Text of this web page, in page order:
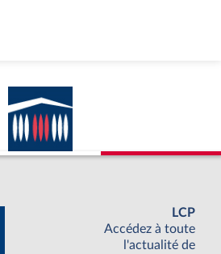
LCP
Accédez à toute
l'actualité de